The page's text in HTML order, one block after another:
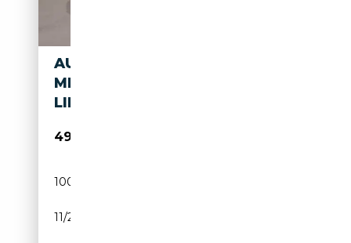
AUDI A5 COUPE' 40 TFSI
MHEV QUATTRO S TRONIC S-
LINE
49 900€
100 km
11/2024